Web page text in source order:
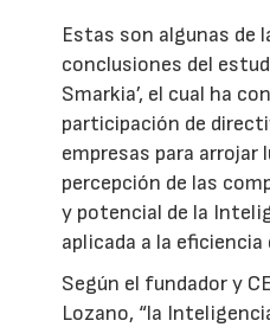
Estas son algunas de
conclusiones del
Smarkia’, el cual ha
participación de
empresas para arrojar
percepción de las
y potencial de la
aplicada a la
Según el fundador y
Lozano, “la